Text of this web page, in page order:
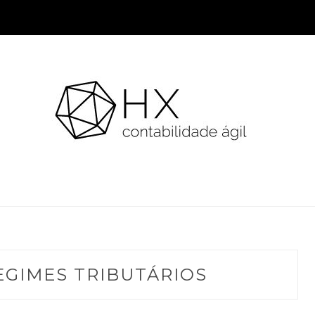
TRIBUTÁRIOS